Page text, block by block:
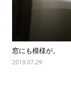
窓にも模様が。
2019.07.29